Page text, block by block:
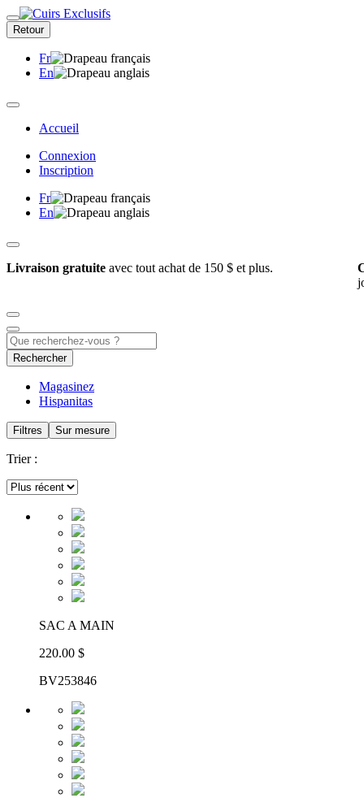
Retour
Fr
En
Accueil
Connexion
Inscription
Fr
En
Livraison gratuite avec tout achat de 150 $ et plus.
Rechercher
Magasinez
Hispanitas
Filtres Sur mesure
Trier :
SAC A MAIN
220.00 $
BV253846